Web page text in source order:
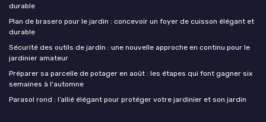
durable
Plan de brasero pour le jardin : concevoir un foyer de cuisson élégant et
durable
Sécurité des outils de jardin : une nouvelle approche en continu pour le
jardinier amateur
Préparer sa parcelle de potager en août : les étapes qui font gagner six
semaines à l'automne
Parasol rond : l’allié élégant pour protéger votre jardinier et son jardin